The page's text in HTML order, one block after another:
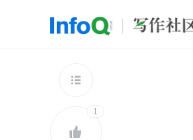
查看更多


1